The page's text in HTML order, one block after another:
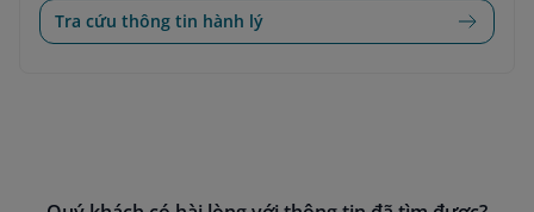
Tra cứu thông tin hành lý